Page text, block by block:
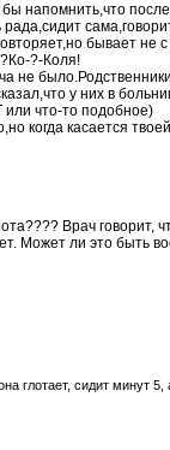
напомнить,что после
бывает не
?-Коля!
не было
у них в
что-то подобное)
когда касается
Врач говорит,
Можетли это быть
глотает, сидит минут